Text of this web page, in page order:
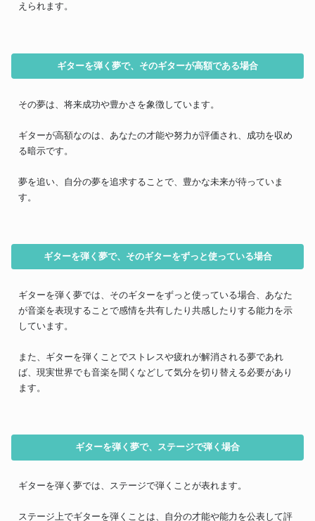
えられます。
ギターを弾く夢で、そのギターが高額である場合
その夢は、将来成功や豊かさを象徴しています。
ギターが高額なのは、あなたの才能や努力が評価され、成功を収め
る暗示です。
夢を追い、自分の夢を追求することで、豊かな未来が待っていま
す。
ギターを弾く夢で、そのギターをずっと使っている場合
ギターを弾く夢では、そのギターをずっと使っている場合、あなた
が音楽を表現することで感情を共有したり共感したりする能力を示
しています。
また、ギターを弾くことでストレスや疲れが解消される夢であれ
ば、現実世界でも音楽を聞くなどして気分を切り替える必要があり
ます。
ギターを弾く夢で、ステージで弾く場合
ギターを弾く夢では、ステージで弾くことが表れます。
ステージ上でギターを弾くことは、自分の才能や能力を公表して評